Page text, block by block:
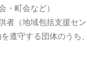
町会など）
（地域包括支援セン
遵守する団体のうち